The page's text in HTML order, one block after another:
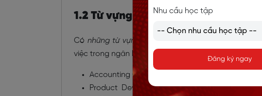
1.2 Từ vựng tiếng Anh về các vị trí
Có những từ vựng tiếng Anh chuyên ngành ngân
việc trong ngân hàng nào? Cùng Langmaster khám
Accounting Controller /əˈkaʊntɪŋ kənˈtrəʊlə/:
Product Development Specialist /prɒdʌkt
Nhu cầu học tập
Đăng ký ngay